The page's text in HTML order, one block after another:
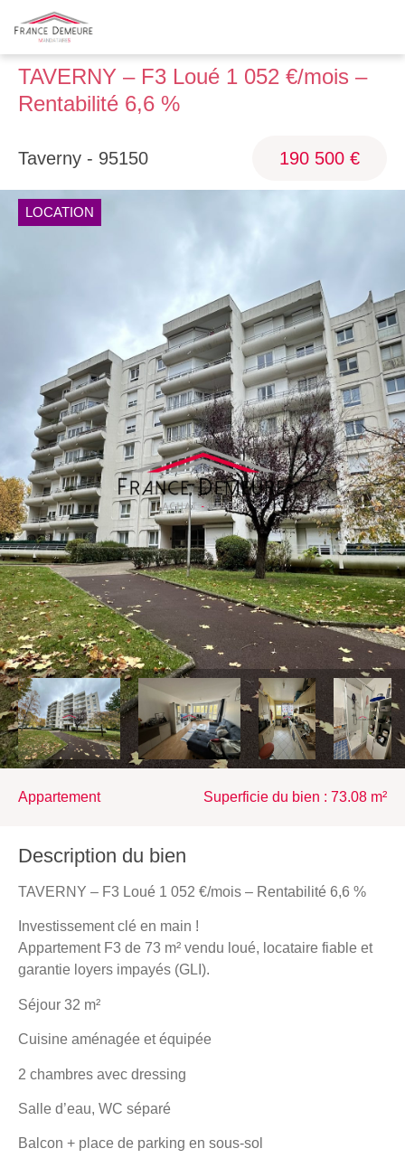
TAVERNY – F3 Loué 1 052 €/mois –
Rentabilité 6,6 %
Taverny - 95150 190 500 €
LOCATION
appartement Superficie du bien : 73.08 m²
Description du bien
TAVERNY – F3 Loué 1 052 €/mois – Rentabilité 6,6 %
Investissement clé en main !
Appartement F3 de 73 m² vendu loué, locataire fiable et
garantie loyers impayés (GLI).
Séjour 32 m²
Cuisine aménagée et équipée
2 chambres avec dressing
Salle d’eau, WC séparé
Balcon + place de parking en sous-sol